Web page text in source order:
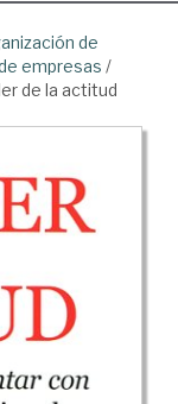
de
empresas /
de la actitud